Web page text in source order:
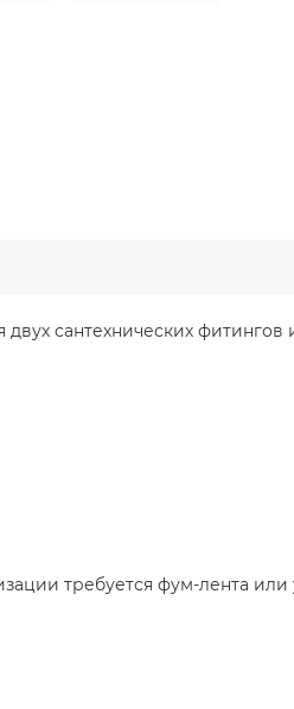
сантехнических
требуется фум-лента